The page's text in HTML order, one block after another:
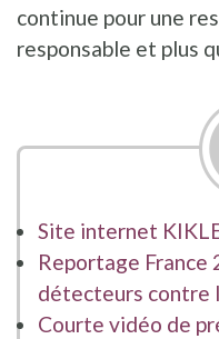
continue pour une
responsable et plus
Site internet
Reportage France
détecteurs contre
Courte vidéo de